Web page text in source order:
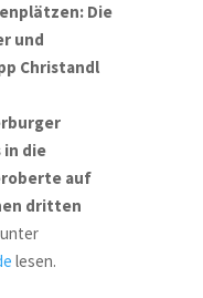
Die
und
Christandl
die
auf
dritten
lesen.